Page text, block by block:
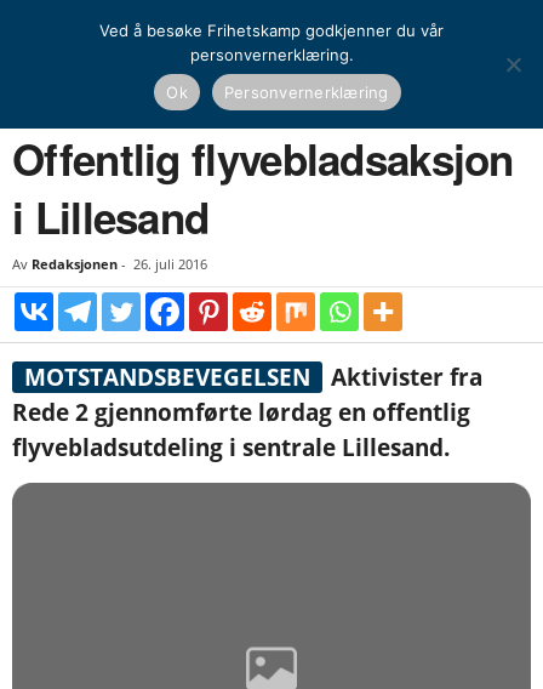
Offentlig flyvebladsaksjon i Lillesand
Offentlig flyvebladsaksjon
i Lillesand
Av Redaksjonen - 26. juli 2016
MOTSTANDSBEVEGELSEN
Aktivister fra
Rede 2 gjennomførte lørdag en offentlig
flyvebladsutdeling i sentrale Lillesand.
Ved å besøke Frihetskamp godkjenner du vår
personvernerklæring.
Ok
Personvernerklæring